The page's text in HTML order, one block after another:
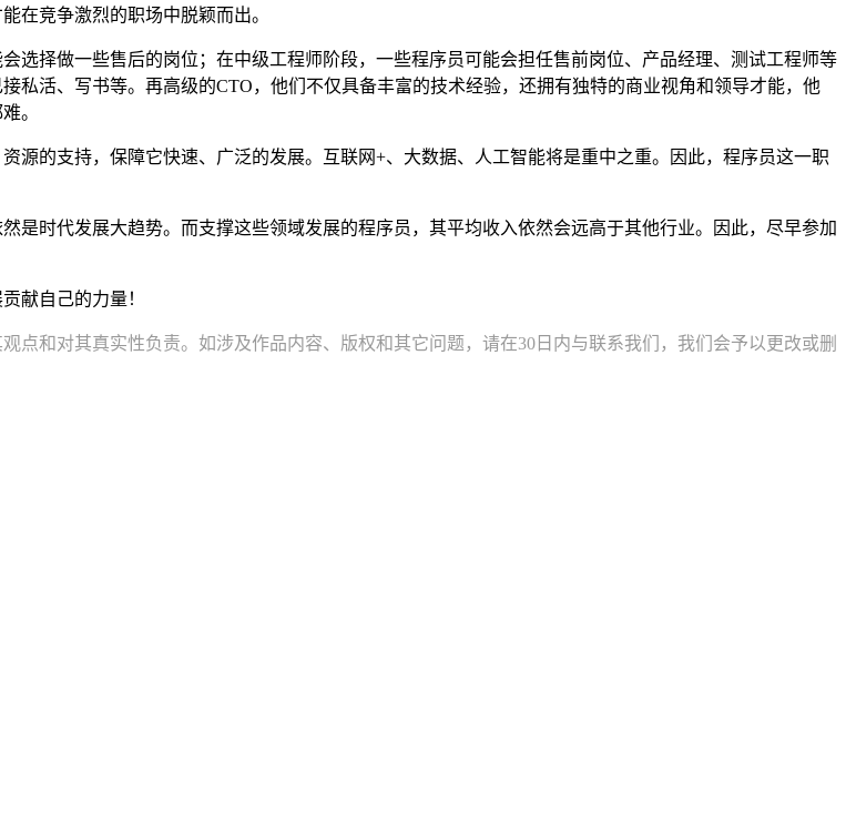
在竞争激烈的职场中脱颖而出。
选择做一些售后的岗位；在中级工程师阶段，一些程序员可能会担任售前岗位、产品经理、测试工程师等
私活、写书等。再高级的CTO，他们不仅具备丰富的技术经验，还拥有独特的商业视角和领导才能，他
。
源的支持，保障它快速、广泛的发展。互联网+、大数据、人工智能将是重中之重。因此，程序员这一职
是时代发展大趋势。而支撑这些领域发展的程序员，其平均收入依然会远高于其他行业。因此，尽早参加
献自己的力量！
点和对其真实性负责。如涉及作品内容、版权和其它问题，请在30日内与联系我们，我们会予以更改或删